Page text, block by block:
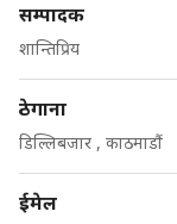
सम्पादक
शान्तिप्रिय
ठेगाना
डिल्लिबजार , काठमाडौं
ईमेल